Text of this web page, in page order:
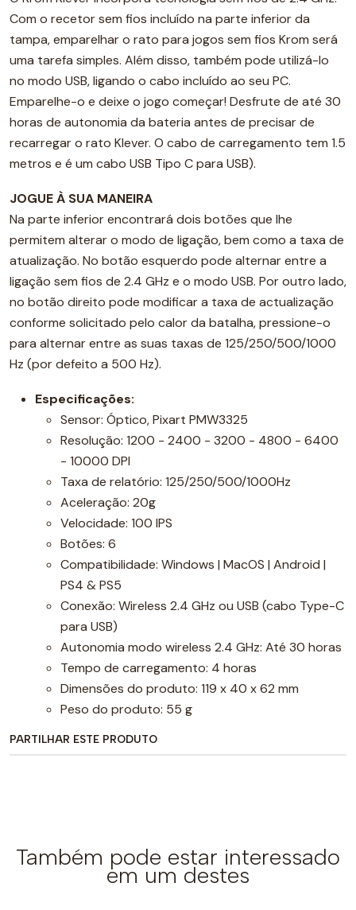
Com o recetor sem fios incluído na parte inferior da
tampa, emparelhar o rato para jogos sem fios Krom será
uma tarefa simples. Além disso, também pode utilizá-lo
no modo USB, ligando o cabo incluído ao seu PC.
Emparelhe-o e deixe o jogo começar! Desfrute de até 30
horas de autonomia da bateria antes de precisar de
recarregar o rato Klever. O cabo de carregamento tem 1.5
metros e é um cabo USB Tipo C para USB).
JOGUE À SUA MANEIRA
Na parte inferior encontrará dois botões que lhe
permitem alterar o modo de ligação, bem como a taxa de
atualização. No botão esquerdo pode alternar entre a
ligação sem fios de 2.4 GHz e o modo USB. Por outro lado,
no botão direito pode modificar a taxa de actualização
conforme solicitado pelo calor da batalha, pressione-o
para alternar entre as suas taxas de 125/250/500/1000
Hz (por defeito a 500 Hz).
Especificações:
Sensor: Óptico, Pixart PMW3325
Resolução: 1200 - 2400 - 3200 - 4800 - 6400
- 10000 DPI
Taxa de relatório: 125/250/500/1000Hz
Aceleração: 20g
Velocidade: 100 IPS
Botões: 6
Compatibilidade: Windows | MacOS | Android |
PS4 & PS5
Conexão: Wireless 2.4 GHz ou USB (cabo Type-C
para USB)
Autonomia modo wireless 2.4 GHz: Até 30 horas
Tempo de carregamento: 4 horas
Dimensões do produto: 119 x 40 x 62 mm
Peso do produto: 55 g
PARTILHAR ESTE PRODUTO
Também pode estar interessado
em um destes